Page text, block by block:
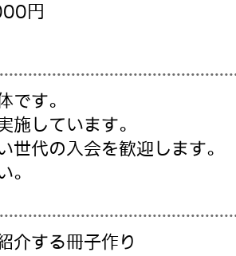
円
です。
施しています。
世代の入会を歓迎します。
。
介する冊子作り